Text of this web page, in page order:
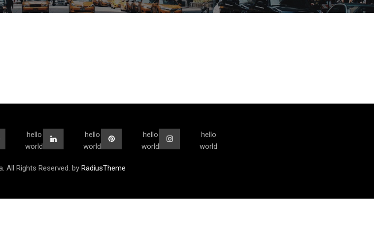
hello
world
hello
world
hello
world
hello
world
All Rights Reserved. by RadiusTheme